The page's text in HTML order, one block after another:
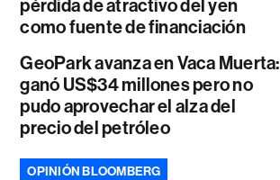
pérdida de atractivo del yen
como fuente de financiación
GeoPark avanza en Vaca Muerta:
ganó US$34 millones pero no
pudo aprovechar el alza del
precio del petróleo
OPINIÓN BLOOMBERG